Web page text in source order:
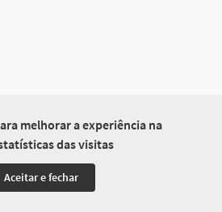
melhorar a experiência na
das visitas
Aceitar e fechar